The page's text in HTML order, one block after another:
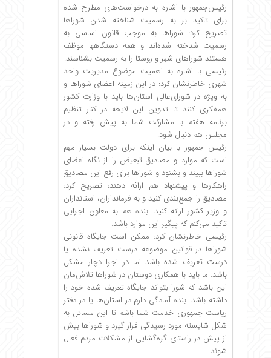
رئیس‌جمهور با اشاره به درخواست‌های مطرح شده
برای تاکید بر به رسمیت شناخته شدن شوراها
تصریح کرد: شوراها به موجب قانون اساسی به
رسمیت شناخته شده‌اند و همه دستگاهها موظف
هستند شوراهای شهر و روستا را به رسمیت بشناسند.
رئیسی با اشاره به اهمیت موضوع مدیریت واحد
شهری خاطرنشان کرد: در این زمینه اعضای شوراها و
به ویژه در شورای‌عالی استان‌ها باید با وزارت کشور
همفکری کنند تا تدوین این لایحه در کنار تنظیم
برنامه هفتم با مشارکت شما به پیش رفته و در
مجلس هم دنبال شود.
رئیس جمهور با بیان اینکه برای دولت بسیار مهم
است که موارد و مصادیق تبعیض را از نگاه اعضای
شوراها ببیند و بشنود و شوراها برای رفع این مصادیق
راهکارها و پیشنهاد هم ارائه دهند، تصریح کرد:
مصادیق را جمع‌بندی کنید و به فرمانداران، استانداران
و وزیر کشور ارائه کنید. بنده هم به معاون اجرایی
تاکید می‌کنم که پیگیر این موارد باشد.
رئیسی خاطرنشان کرد: ممکن است جایگاه قانونی
شوراها در قوانین موضوعه درست تعریف نشده یا
درست تعریف شده باشد اما در اجرا دچار مشکل
باشد. ما باید با همکاری دوستان در شوراها تلاش‌مان
این باشد که شورا بتواند جایگاه تعریف شده خود را
داشته باشد. بنده آمادگی دارم در استان‌ها یا در دفتر
ریاست جمهوری خدمت شما باشم تا این مسائل به
شکل شایسته مورد رسیدگی قرار گیرد و شوراها بیش
از پیش در راستای گره‌گشایی از مشکلات مردم فعال
شوند.